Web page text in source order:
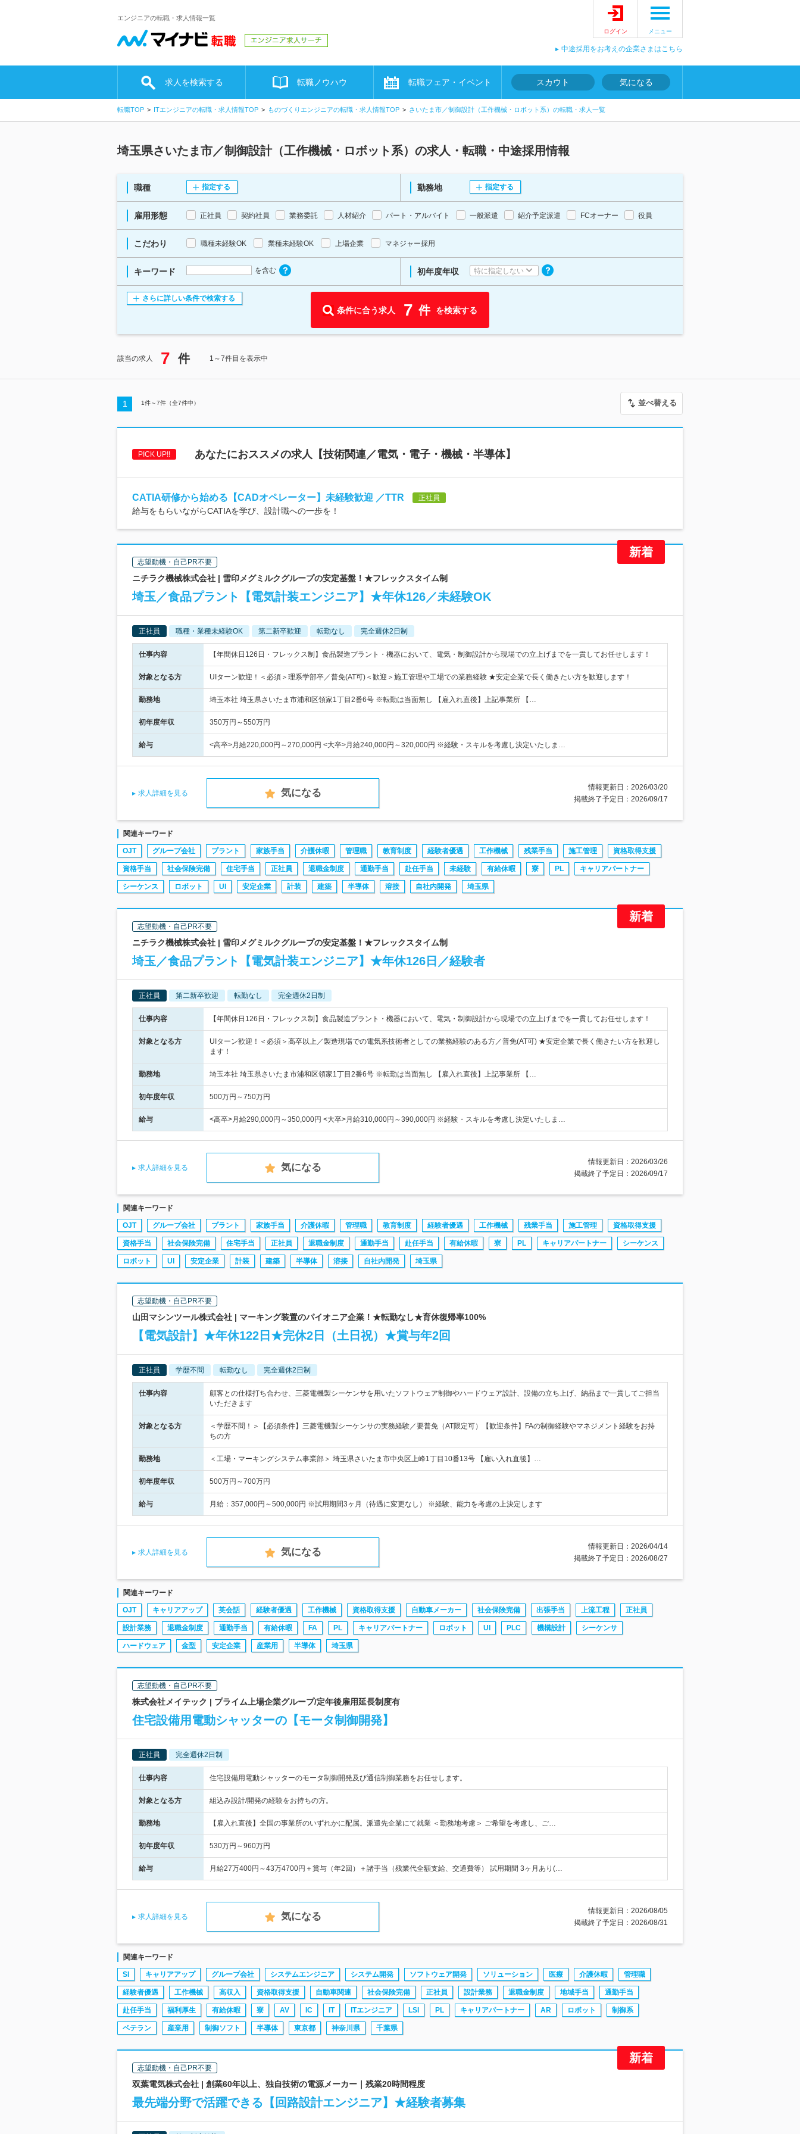
エンジニアの転職・求人情報一覧
ログイン メニュー
中途採用をお考えの企業さまはこちら
求人を検索する 転職ノウハウ 転職フェア・イベント スカウト 気になる
転職TOP ITエンジニアの転職・求人情報TOP ものづくりエンジニアの転職・求人情報TOP さいたま市／制御設計（工作機械・ロボット系）の転職・求人一覧
埼玉県さいたま市／制御設計（工作機械・ロボット系）の求人・転職・中途採用情報
職種 指定する 勤務地 指定する
雇用形態 正社員 契約社員 業務委託 人材紹介 パート・アルバイト 一般派遣 紹介予定派遣 FCオーナー 役員
こだわり 職種未経験OK 業種未経験OK 上場企業 マネジャー採用
キーワード を含む 初年度年収 特に指定しない
さらに詳しい条件で検索する
条件に合う求人 7 件 を検索する
該当の求人 7 件 1～7件目を表示中
1 1件～7件（全7件中） 並べ替える
PICK UP!! あなたにおススメの求人【技術関連／電気・電子・機械・半導体】
CATIA研修から始める【CADオペレーター】未経験歓迎 ／TTR 正社員
給与をもらいながらCATIAを学び、設計職への一歩を！
志望動機・自己PR不要
ニチラク機械株式会社 | 雪印メグミルクグループの安定基盤！★フレックスタイム制
埼玉／食品プラント【電気計装エンジニア】★年休126／未経験OK
正社員 職種・業種未経験OK 第二新卒歓迎 転勤なし 完全週休2日制
仕事内容 【年間休日126日・フレックス制】食品製造プラント・機器において、電気・制御設計から現場での立上げまでを一貫してお任せします！
対象となる方 UIターン歓迎！＜必須＞理系学部卒／普免(AT可)＜歓迎＞施工管理や工場での業務経験 ★安定企業で長く働きたい方を歓迎します！
勤務地 埼玉本社 埼玉県さいたま市浦和区領家1丁目2番6号 ※転勤は当面無し 【雇入れ直後】上記事業所 【…
初年度年収 350万円～550万円
給与 <高卒>月給220,000円～270,000円 <大卒>月給240,000円～320,000円 ※経験・スキルを考慮し決定いたしま…
求人詳細を見る 気になる
情報更新日：2026/03/20
掲載終了予定日：2026/09/17
関連キーワード
OJT グループ会社 プラント 家族手当 介護休暇 管理職 教育制度 経験者優遇 工作機械 残業手当 施工管理 資格取得支援
資格手当 社会保険完備 住宅手当 正社員 退職金制度 通勤手当 赴任手当 未経験 有給休暇 寮 PL キャリアパートナー
シーケンス ロボット UI 安定企業 計装 建築 半導体 溶接 自社内開発 埼玉県
志望動機・自己PR不要
ニチラク機械株式会社 | 雪印メグミルクグループの安定基盤！★フレックスタイム制
埼玉／食品プラント【電気計装エンジニア】★年休126日／経験者
正社員 第二新卒歓迎 転勤なし 完全週休2日制
仕事内容 【年間休日126日・フレックス制】食品製造プラント・機器において、電気・制御設計から現場での立上げまでを一貫してお任せします！
対象となる方
UIターン歓迎！＜必須＞高卒以上／製造現場での電気系技術者としての業務経験のある方／普免(AT可) ★安定企業で長く働きたい方を歓迎し
ます！
勤務地 埼玉本社 埼玉県さいたま市浦和区領家1丁目2番6号 ※転勤は当面無し 【雇入れ直後】上記事業所 【…
初年度年収 500万円～750万円
給与 <高卒>月給290,000円～350,000円 <大卒>月給310,000円～390,000円 ※経験・スキルを考慮し決定いたしま…
求人詳細を見る 気になる
情報更新日：2026/03/26
掲載終了予定日：2026/09/17
関連キーワード
OJT グループ会社 プラント 家族手当 介護休暇 管理職 教育制度 経験者優遇 工作機械 残業手当 施工管理 資格取得支援
資格手当 社会保険完備 住宅手当 正社員 退職金制度 通勤手当 赴任手当 有給休暇 寮 PL キャリアパートナー シーケンス
ロボット UI 安定企業 計装 建築 半導体 溶接 自社内開発 埼玉県
志望動機・自己PR不要
山田マシンツール株式会社 | マーキング装置のパイオニア企業！★転勤なし★育休復帰率100%
【電気設計】★年休122日★完休2日（土日祝）★賞与年2回
正社員 学歴不問 転勤なし 完全週休2日制
仕事内容
顧客との仕様打ち合わせ、三菱電機製シーケンサを用いたソフトウェア制御やハードウェア設計、設備の立ち上げ、納品まで一貫してご担当
いただきます
対象となる方
＜学歴不問！＞【必須条件】三菱電機製シーケンサの実務経験／要普免（AT限定可）【歓迎条件】FAの制御経験やマネジメント経験をお持
ちの方
勤務地 ＜工場・マーキングシステム事業部＞ 埼玉県さいたま市中央区上峰1丁目10番13号 【雇い入れ直後】…
初年度年収 500万円～700万円
給与 月給：357,000円～500,000円 ※試用期間3ヶ月（待遇に変更なし） ※経験、能力を考慮の上決定します
求人詳細を見る 気になる
情報更新日：2026/04/14
掲載終了予定日：2026/08/27
関連キーワード
OJT キャリアアップ 英会話 経験者優遇 工作機械 資格取得支援 自動車メーカー 社会保険完備 出張手当 上流工程 正社員
設計業務 退職金制度 通勤手当 有給休暇 FA PL キャリアパートナー ロボット UI PLC 機構設計 シーケンサ
ハードウェア 金型 安定企業 産業用 半導体 埼玉県
志望動機・自己PR不要
株式会社メイテック | プライム上場企業グループ/定年後雇用延長制度有
住宅設備用電動シャッターの【モータ制御開発】
正社員 完全週休2日制
仕事内容 住宅設備用電動シャッターのモータ制御開発及び通信制御業務をお任せします。
対象となる方 組込み設計/開発の経験をお持ちの方。
勤務地 【雇入れ直後】全国の事業所のいずれかに配属。派遣先企業にて就業 ＜勤務地考慮＞ ご希望を考慮し、ご…
初年度年収 530万円～960万円
給与 月給27万400円～43万4700円＋賞与（年2回）＋諸手当（残業代全額支給、交通費等） 試用期間 3ヶ月あり(…
求人詳細を見る 気になる
情報更新日：2026/08/05
掲載終了予定日：2026/08/31
関連キーワード
SI キャリアアップ グループ会社 システムエンジニア システム開発 ソフトウェア開発 ソリューション 医療 介護休暇 管理職
経験者優遇 工作機械 高収入 資格取得支援 自動車関連 社会保険完備 正社員 設計業務 退職金制度 地域手当 通勤手当
赴任手当 福利厚生 有給休暇 寮 AV IC IT ITエンジニア LSI PL キャリアパートナー AR ロボット 制御系
ベテラン 産業用 制御ソフト 半導体 東京都 神奈川県 千葉県
志望動機・自己PR不要
双葉電気株式会社 | 創業60年以上、独自技術の電源メーカー｜残業20時間程度
最先端分野で活躍できる【回路設計エンジニア】★経験者募集